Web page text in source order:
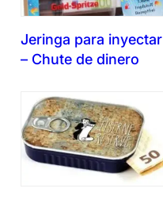
Jeringa para inyectar
– Chute de dinero